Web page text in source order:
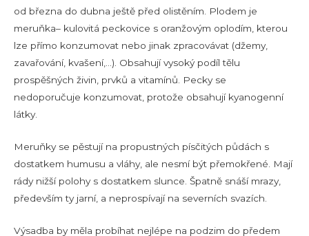
od března do dubna ještě před olistěním. Plodem je
meruňka– kulovitá peckovice s oranžovým oplodím, kterou
lze přímo konzumovat nebo jinak zpracovávat (džemy,
zavařování, kvašení,…). Obsahují vysoký podíl tělu
prospěšných živin, prvků a vitamínů. Pecky se
nedoporučuje konzumovat, protože obsahují kyanogenní
látky.
Meruňky se pěstují na propustných písčitých půdách s
dostatkem humusu a vláhy, ale nesmí být přemokřené. Mají
rády nižší polohy s dostatkem slunce. Špatně snáší mrazy,
především ty jarní, a neprospívají na severních svazích.
Výsadba by měla probíhat nejlépe na podzim do předem